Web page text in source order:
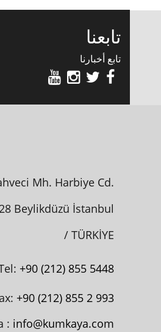
تابعنا
تابع أخبارنا
Mh. Harbiye Cd.
Beylikdüzü İstanbul
/ TÜRKİYE
+90 (212) 855 5448
+90 (212) 855 2 993
: info@kumkaya.com